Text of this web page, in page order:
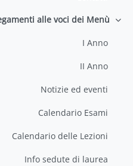
طيalle voci dei Menù
I Anno
II Anno
Notizie ed eventi
Calendario Esami
Calendario delle Lezioni
Info sedute di laurea